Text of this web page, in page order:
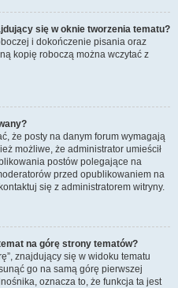
się w oknie tworzenia tematu?
i dokończenie pisania oraz
kopię roboczą można wczytać z
że posty na danym forum wymagają
możliwe, że administrator umieścił
postów polegające na
przed opublikowaniem na
się z administratorem witryny.
na górę strony tematów?
znajdujący się w widoku tematu
go na samą górę pierwszej
oznacza to, że funkcja ta jest